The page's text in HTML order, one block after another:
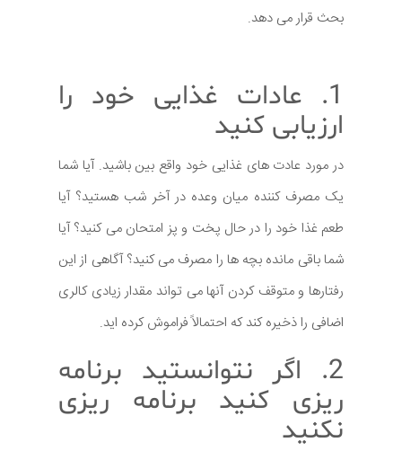
بحث قرار می دهد.
1. عادات غذایی خود را
ارزیابی کنید
در مورد عادت های غذایی خود واقع بین باشید. آیا شما
یک مصرف کننده میان وعده در آخر شب هستید؟ آیا
طعم غذا خود را در حال پخت و پز امتحان می کنید؟ آیا
شما باقی مانده بچه ها را مصرف می کنید؟ آگاهی از این
رفتارها و متوقف کردن آنها می تواند مقدار زیادی کالری
اضافی را ذخیره کند که احتمالاً فراموش کرده اید.
2. اگر نتوانستید برنامه
ریزی کنید برنامه ریزی
نکنید